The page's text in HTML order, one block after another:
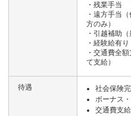
・残業手当
・遠方手当
方のみ）
・引越補助（
・経験給有
・交通費全
て支給）
待遇
社会保険
ボーナス
交通費支給